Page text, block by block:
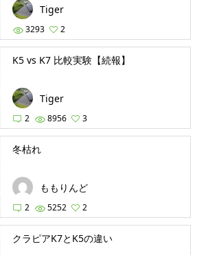
Tiger
3293 2
K5 vs K7 比較実験【続報】
Tiger
2 8956 3
冬枯れ
ももりんど
2 5252 2
クラピアK7とK5の違い